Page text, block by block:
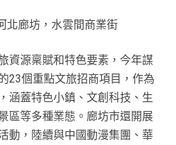
北廊坊，水雲間商業街
資源稟賦和特色要素，今年謀
23個重點文旅招商項目，作為
涵蓋特色小鎮、文創科技、生
區等多種業態。廊坊市還開展
動，陸續與中國動漫集團、華